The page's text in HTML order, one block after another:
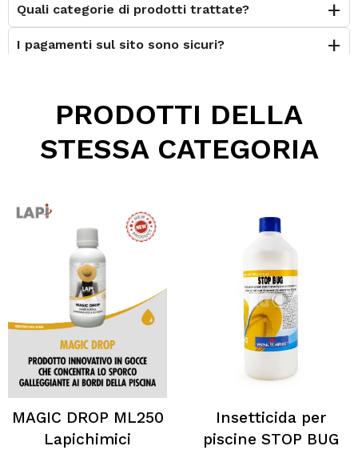
Quali categorie di prodotti trattate?
I pagamenti sul sito sono sicuri?
Posso contattarvi prima dell'acquisto?
Perché scegliere Elettromeccanica Calzolari?
PRODOTTI DELLA
STESSA CATEGORIA
MAGIC DROP ML250
Lapichimici
Insetticida per
piscine STOP BUG